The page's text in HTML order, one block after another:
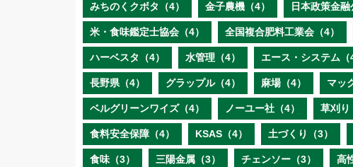
みちのくクボタ（4） 金子農機（4） 日本政策金融
米・食味鑑定士協会（4） 全国複合肥料工業会（4）
ハーベスタ（4） 水管理（4） エース・システム（4
長野県（4） グラップル（4） 麻場（4） マッ
ベルグリーンワイズ（4） ノーユー社（4） 草刈り
食料安全保障（4） KSAS（4） 土づくり（3）
食味（3） 三陽金属（3） チェンソー（3） 高